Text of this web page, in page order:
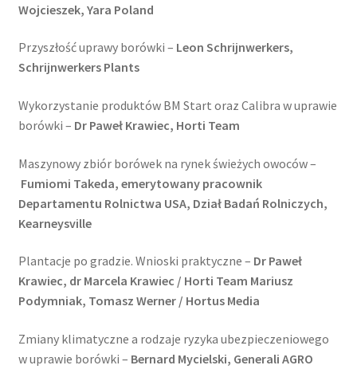
Wojcieszek, Yara Poland
Przyszłość uprawy borówki – Leon Schrijnwerkers,
Schrijnwerkers Plants
Wykorzystanie produktów BM Start oraz Calibra w uprawie
borówki – Dr Paweł Krawiec, Horti Team
Maszynowy zbiór borówek na rynek świeżych owoców –
Fumiomi Takeda, emerytowany pracownik
Departamentu Rolnictwa USA, Dział Badań Rolniczych,
Kearneysville
Plantacje po gradzie. Wnioski praktyczne – Dr Paweł
Krawiec, dr Marcela Krawiec / Horti Team Mariusz
Podymniak, Tomasz Werner / Hortus Media
Zmiany klimatyczne a rodzaje ryzyka ubezpieczeniowego
w uprawie borówki – Bernard Mycielski, Generali AGRO